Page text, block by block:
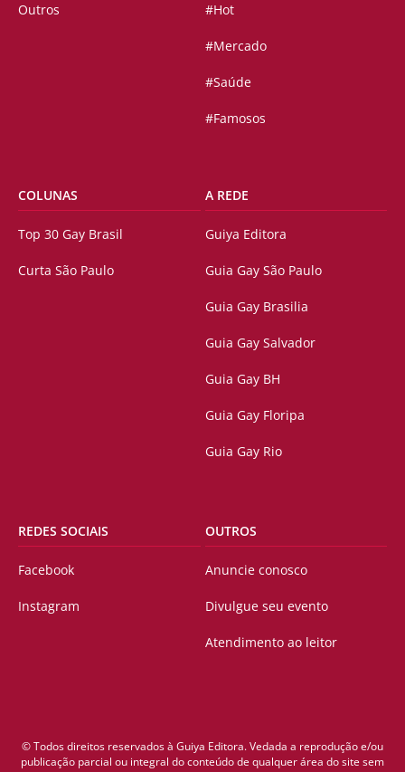
Outros #Hot
#Mercado
#Saúde
#Famosos
COLUNAS
Top 30 Gay Brasil
Curta São Paulo
A REDE
Guiya Editora
Guia Gay São Paulo
Guia Gay Brasilia
Guia Gay Salvador
Guia Gay BH
Guia Gay Floripa
Guia Gay Rio
REDES SOCIAIS
Facebook
Instagram
OUTROS
Anuncie conosco
Divulgue seu evento
Atendimento ao leitor
© Todos direitos reservados à Guiya Editora. Vedada a reprodução e/ou
publicação parcial ou integral do conteúdo de qualquer área do site sem